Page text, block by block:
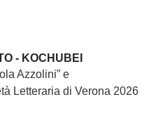
- KOCHUBEI
Azzolini” e
Letteraria di Verona 2026